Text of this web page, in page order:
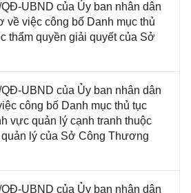
UBND của Ủy ban nhân dân
về việc công bố Danh mục thủ
thẩm quyền giải quyết của Sở
UBND của Ủy ban nhân dân
công bố Danh mục thủ tục
vực quản lý cạnh tranh thuộc
lý của Sở Công Thương
UBND của Ủy ban nhân dân